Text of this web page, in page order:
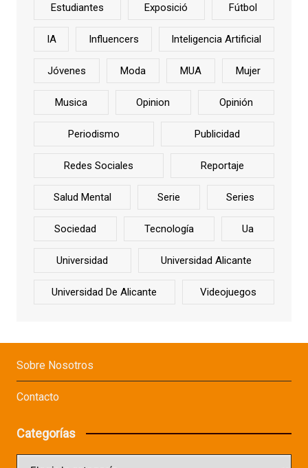
Estudiantes Exposició Fútbol
IA Influencers Inteligencia Artificial
Jóvenes Moda MUA Mujer
Musica Opinion Opinión
Periodismo Publicidad
Redes Sociales Reportaje
Salud Mental Serie Series
Sociedad Tecnología Ua
Universidad Universidad Alicante
Universidad De Alicante Videojuegos
Sobre Nosotros
Contacto
Categorías